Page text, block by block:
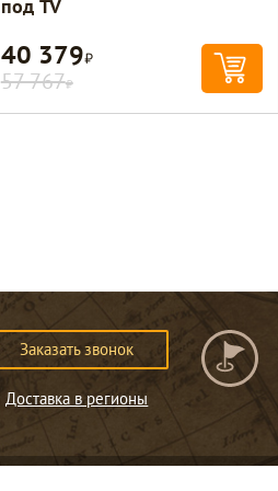
под TV
40 379Р
57 767Р
Заказать звонок
Доставка в регионы